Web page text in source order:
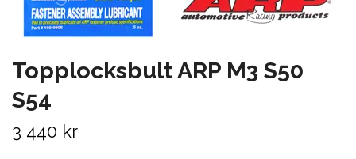
Topplocksbult ARP M3 S50
S54
3 440 kr